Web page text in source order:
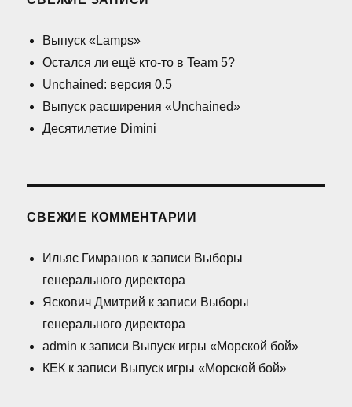
Выпуск «Lamps»
Остался ли ещё кто-то в Team 5?
Unchained: версия 0.5
Выпуск расширения «Unchained»
Десятилетие Dimini
СВЕЖИЕ КОММЕНТАРИИ
Ильяс Гимранов к записи Выборы
генерального директора
Яскович Дмитрий к записи Выборы
генерального директора
admin к записи Выпуск игры «Морской бой»
КЕК к записи Выпуск игры «Морской бой»